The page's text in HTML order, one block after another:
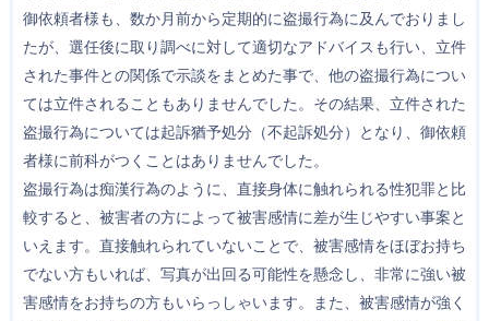
御依頼者様も、数か月前から定期的に盗撮行為に及んでおりまし
たが、選任後に取り調べに対して適切なアドバイスも行い、立件
された事件との関係で示談をまとめた事で、他の盗撮行為につい
ては立件されることもありませんでした。その結果、立件された
盗撮行為については起訴猶予処分（不起訴処分）となり、御依頼
者様に前科がつくことはありませんでした。
盗撮行為は痴漢行為のように、直接身体に触れられる性犯罪と比
較すると、被害者の方によって被害感情に差が生じやすい事案と
いえます。直接触れられていないことで、被害感情をほぼお持ち
でない方もいれば、写真が出回る可能性を懸念し、非常に強い被
害感情をお持ちの方もいらっしゃいます。また、被害感情が強く